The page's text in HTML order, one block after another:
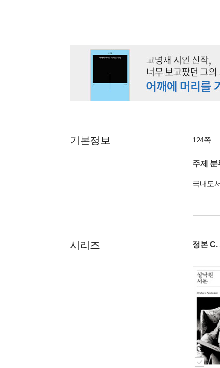
기본정보 124쪽
주제 분
국내도
시리즈 정본 C.